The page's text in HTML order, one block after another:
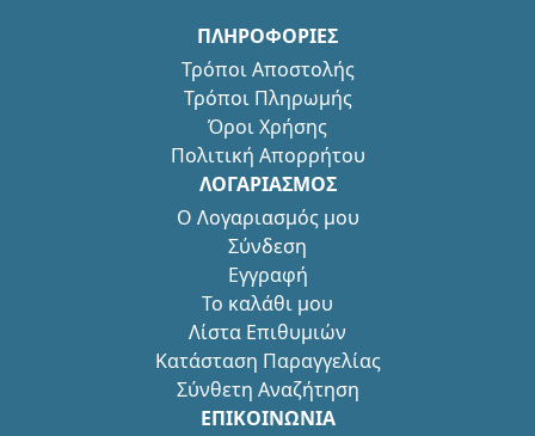
ΠΛΗΡΟΦΟΡΙΕΣ
Τρόποι Αποστολής
Τρόποι Πληρωμής
Όροι Χρήσης
Πολιτική Απορρήτου
ΛΟΓΑΡΙΑΣΜΟΣ
Ο Λογαριασμός μου
Σύνδεση
Εγγραφή
Το καλάθι μου
Λίστα Επιθυμιών
Κατάσταση Παραγγελίας
Σύνθετη Αναζήτηση
ΕΠΙΚΟΙΝΩΝΙΑ